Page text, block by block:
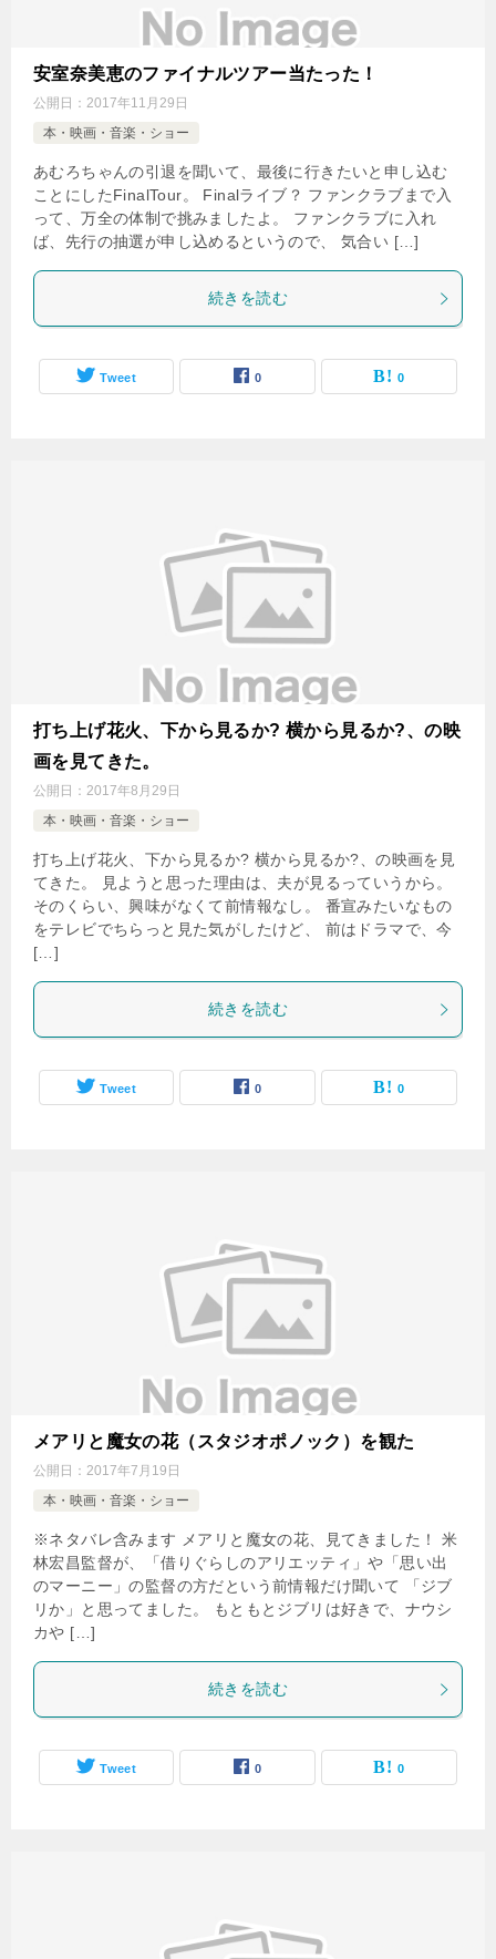
安室奈美恵のファイナルツアー当たった！
公開日： 2017年11月29日
本・映画・音楽・ショー
あむろちゃんの引退を聞いて、最後に行きたいと申し込む
ことにしたFinalTour。 Finalライブ？ ファンクラブまで入
って、万全の体制で挑みましたよ。 ファンクラブに入れ
ば、先行の抽選が申し込めるというので、 気合い […]
続きを読む
Tweet 0 0
打ち上げ花火、下から見るか? 横から見るか?、の映
画を見てきた。
公開日： 2017年8月29日
本・映画・音楽・ショー
打ち上げ花火、下から見るか? 横から見るか?、の映画を見
てきた。 見ようと思った理由は、夫が見るっていうから。
そのくらい、興味がなくて前情報なし。 番宣みたいなもの
をテレビでちらっと見た気がしたけど、 前はドラマで、今
[…]
続きを読む
Tweet 0 0
メアリと魔女の花（スタジオポノック）を観た
公開日： 2017年7月19日
本・映画・音楽・ショー
※ネタバレ含みます メアリと魔女の花、見てきました！ 米
林宏昌監督が、「借りぐらしのアリエッティ」や「思い出
のマーニー」の監督の方だという前情報だけ聞いて 「ジブ
リか」と思ってました。 もともとジブリは好きで、ナウシ
カや […]
続きを読む
Tweet 0 0